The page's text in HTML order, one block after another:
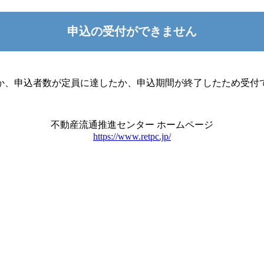
申込の受付ができません
、申込者数が定員に達したか、申込期間が終了したため受付
不動産流通推進センター ホームページ
https://www.retpc.jp/